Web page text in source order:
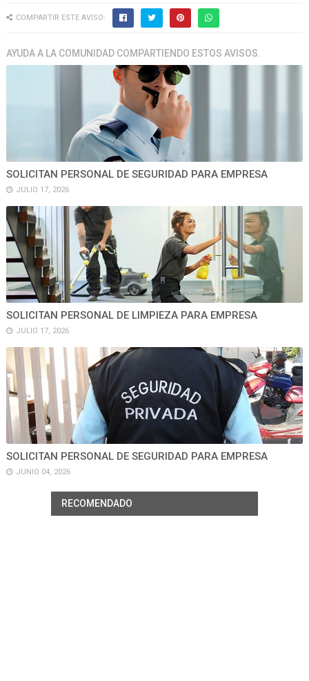
COMPARTIR ESTE AVISO:
AYUDA A LA COMUNIDAD COMPARTIENDO ESTOS AVISOS.
SOLICITAN PERSONAL DE SEGURIDAD PARA EMPRESA
JULIO 17, 2026
SOLICITAN PERSONAL DE LIMPIEZA PARA EMPRESA
JULIO 17, 2026
SOLICITAN PERSONAL DE SEGURIDAD PARA EMPRESA
JUNIO 04, 2026
RECOMENDADO